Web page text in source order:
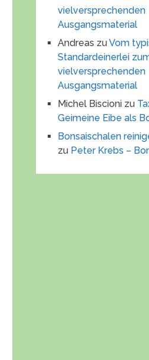
vielversprechenden
Ausgangsmaterial
Andreas zuVom
Standardeinerlei
vielversprechenden
Ausgangsmaterial
Michel Biscioni zu
Geimeine Eibe als
Bonsaischalen
zu Peter Krebs –